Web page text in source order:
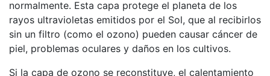
normalmente. Esta capa protege el planeta de los
rayos ultravioletas emitidos por el Sol, que al recibirlos
sin un filtro (como el ozono) pueden causar cáncer de
piel, problemas oculares y daños en los cultivos.
Si la capa de ozono se reconstituye, el calentamiento